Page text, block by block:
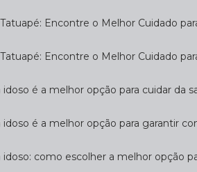
Tatuapé: Encontre o Melhor Cuidado
Tatuapé: Encontre o Melhor Cuidado
idoso é a melhor opção para cuidar
idoso é a melhor opção para garantir
idoso: como escolher a melhor opção